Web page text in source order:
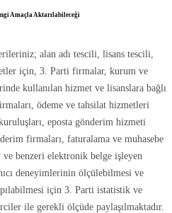
Amaçla Aktarılabileceği
alan adı tescili, lisans tescili,
için, 3. Parti firmalar, kurum ve
kullanılan hizmet ve lisanslara bağlı
ödeme ve tahsilat hizmetleri
eposta gönderim hizmeti
firmaları, faturalama ve muhasebe
benzeri elektronik belge işleyen
deneyimlerinin ölçülebilmesi ve
için 3. Parti istatistik ve
ile gerekli ölçüde paylaşılmaktadır.